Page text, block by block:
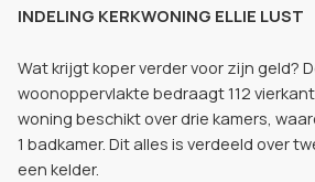
INDELING KERKWONING ELLIE LUST
Wat krijgt koper verder voor zijn geld?
woonoppervlakte bedraagt 112
woning beschikt over drie kamers,
1 badkamer. Dit alles is verdeeld over
een kelder.